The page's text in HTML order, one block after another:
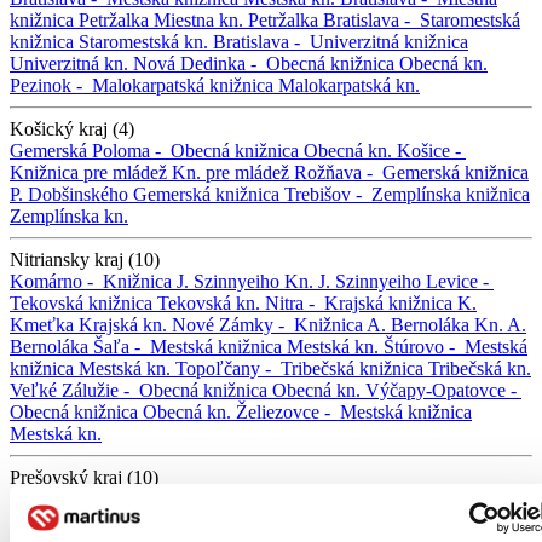
knižnica Petržalka Miestna kn. Petržalka Bratislava - Staromestská
knižnica Staromestská kn. Bratislava - Univerzitná knižnica
Univerzitná kn. Nová Dedinka - Obecná knižnica Obecná kn.
Pezinok - Malokarpatská knižnica Malokarpatská kn.
Košický kraj (4)
Gemerská Poloma - Obecná knižnica Obecná kn. Košice -
Knižnica pre mládež Kn. pre mládež Rožňava - Gemerská knižnica
P. Dobšinského Gemerská knižnica Trebišov - Zemplínska knižnica
Zemplínska kn.
Nitriansky kraj (10)
Komárno - Knižnica J. Szinnyeiho Kn. J. Szinnyeiho Levice -
Tekovská knižnica Tekovská kn. Nitra - Krajská knižnica K.
Kmeťka Krajská kn. Nové Zámky - Knižnica A. Bernoláka Kn. A.
Bernoláka Šaľa - Mestská knižnica Mestská kn. Štúrovo - Mestská
knižnica Mestská kn. Topoľčany - Tribečská knižnica Tribečská kn.
Veľké Zálužie - Obecná knižnica Obecná kn. Výčapy-Opatovce -
Obecná knižnica Obecná kn. Želiezovce - Mestská knižnica
Mestská kn.
Prešovský kraj (10)
Obecná
knižnica Obecná kn.
Vihorlatská